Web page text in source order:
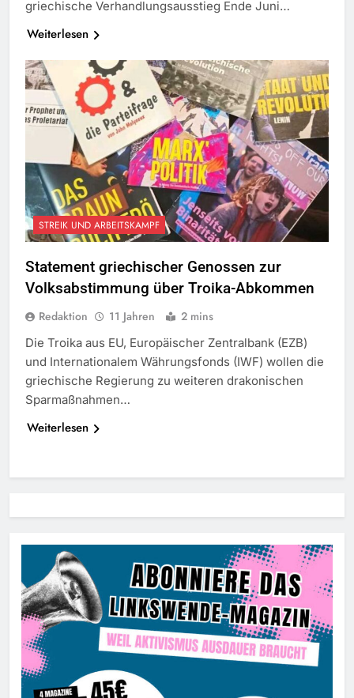
griechische Verhandlungsausstieg Ende Juni…
Weiterlesen
STREIK UND ARBEITSKAMPF
Statement griechischer Genossen zur
Volksabstimmung über Troika-Abkommen
Redaktion 11 Jahren 2 mins
Die Troika aus EU, Europäischer Zentralbank (EZB)
und Internationalem Währungsfonds (IWF) wollen die
griechische Regierung zu weiteren drakonischen
Sparmaßnahmen…
Weiterlesen